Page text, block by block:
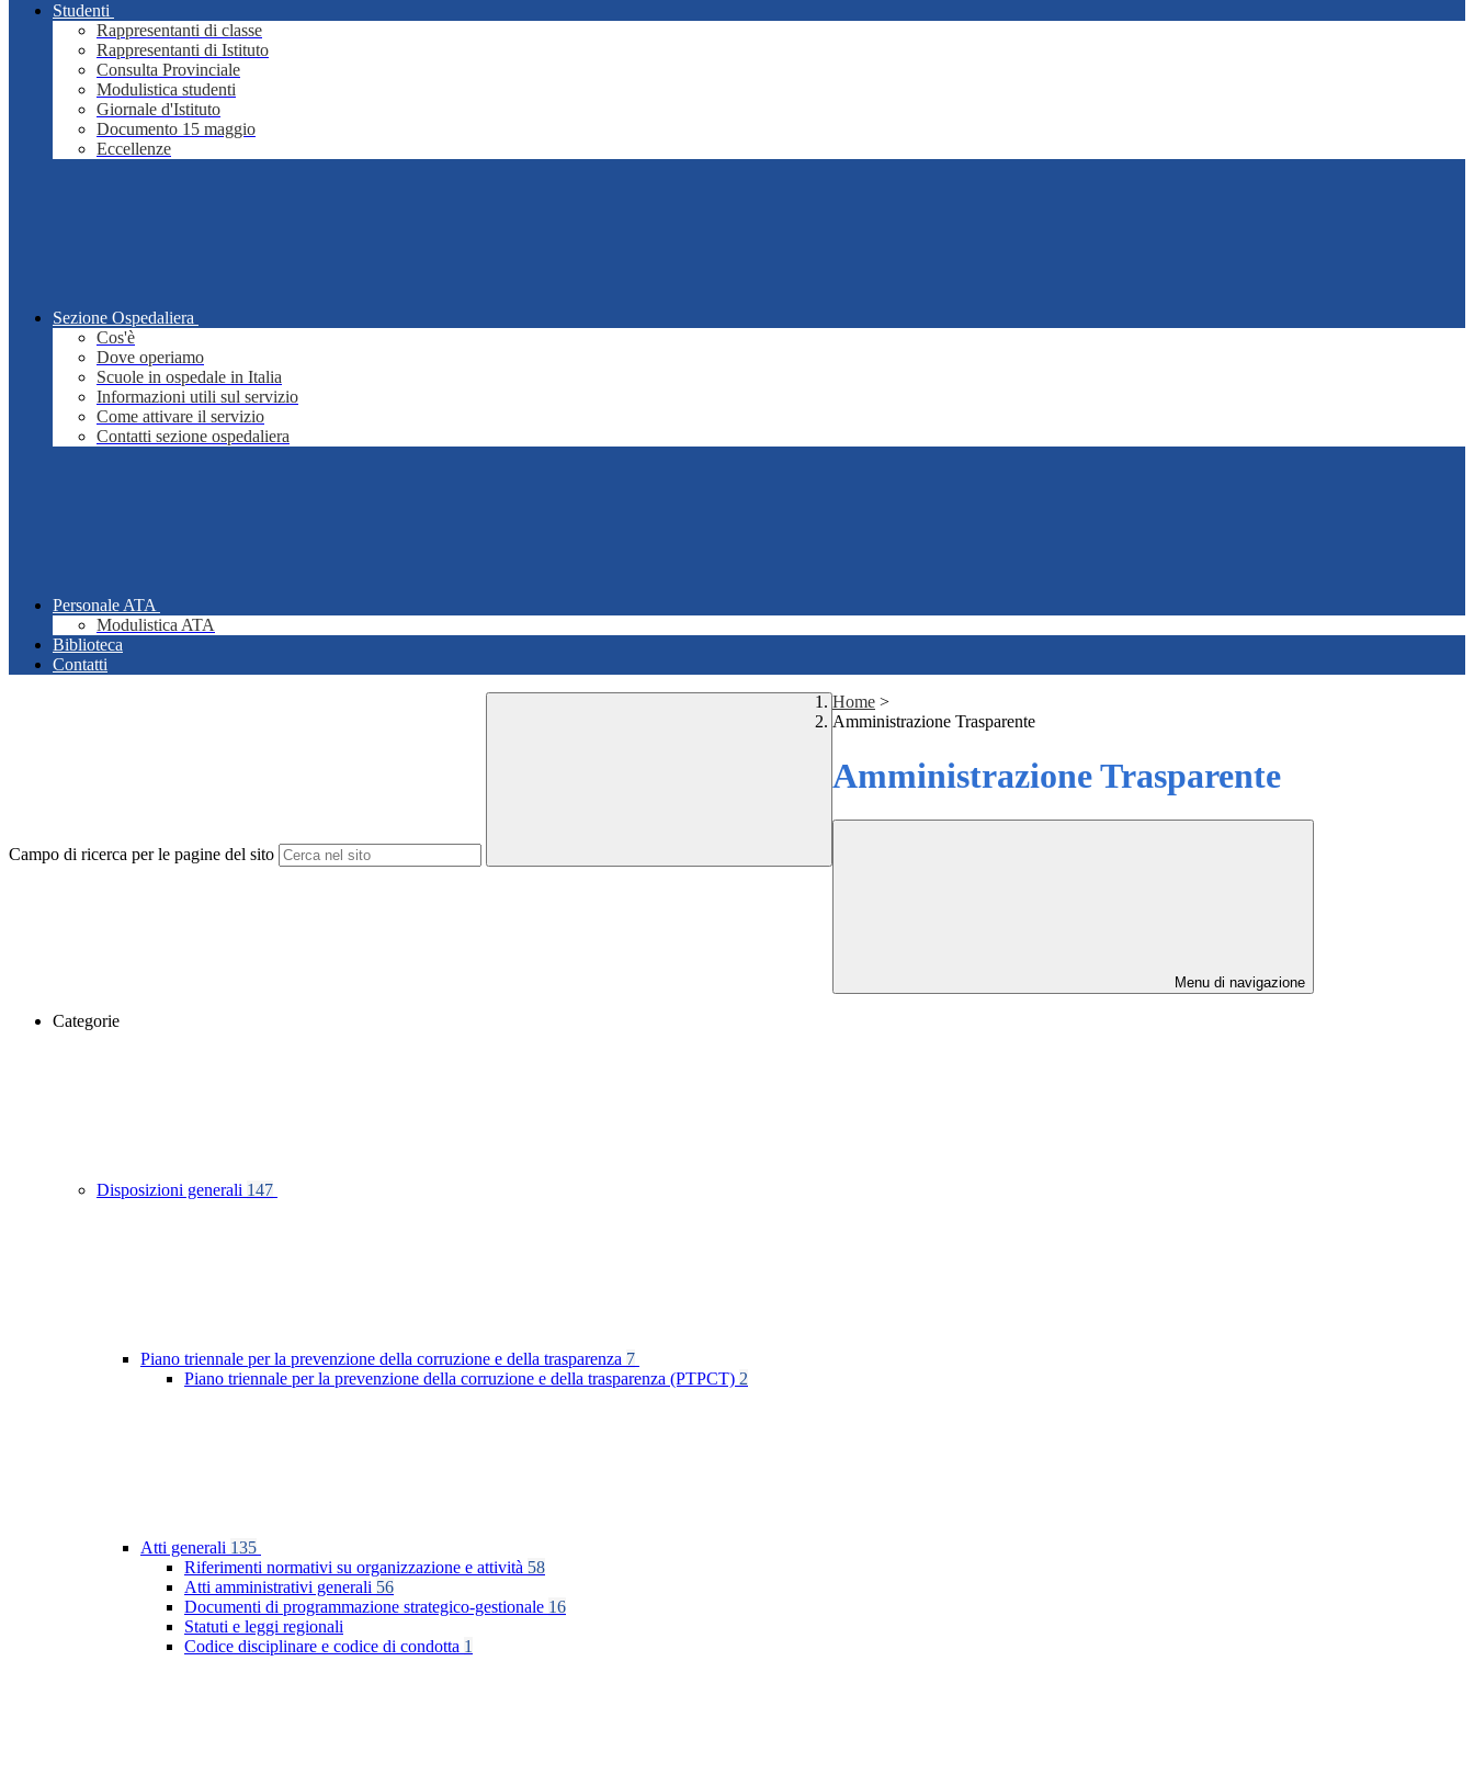
Studenti
Rappresentanti di classe
Rappresentanti di Istituto
Consulta Provinciale
Modulistica studenti
Giornale d'Istituto
Documento 15 maggio
Eccellenze
Sezione Ospedaliera
Cos'è
Dove operiamo
Scuole in ospedale in Italia
Informazioni utili sul servizio
Come attivare il servizio
Contatti sezione ospedaliera
Personale ATA
Modulistica ATA
Biblioteca
Contatti
Campo di ricerca per le pagine del sito
Home >
Amministrazione Trasparente
Amministrazione Trasparente
Menu di navigazione
Categorie
Disposizioni generali 147
Piano triennale per la prevenzione della corruzione e della trasparenza 7
Piano triennale per la prevenzione della corruzione e della trasparenza (PTPCT) 2
Atti generali 135
Riferimenti normativi su organizzazione e attività 58
Atti amministrativi generali 56
Documenti di programmazione strategico-gestionale 16
Statuti e leggi regionali
Codice disciplinare e codice di condotta 1